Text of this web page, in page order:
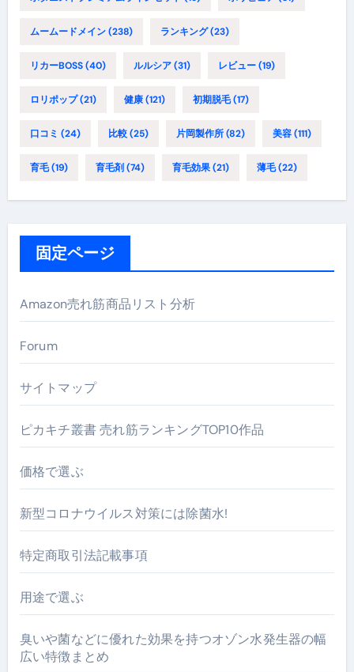
ムームードメイン(238) ランキング(23)
リカーBOSS(40) ルルシア(31) レビュー(19)
ロリポップ(21) 健康(121) 初期脱毛(17)
口コミ (24) 比較(25) 片岡製作所(82) 美容(111)
育毛(19) 育毛剤 (74) 育毛効果(21) 薄毛(22)
固定ページ
Amazon売れ筋商品リスト分析
Forum
サイトマップ
ピカキチ叢書 売れ筋ランキングTOP10作品
価格で選ぶ
新型コロナウイルス対策には除菌水!
特定商取引法記載事項
用途で選ぶ
臭いや菌などに優れた効果を持つオゾン水発生器の幅
広い特徴まとめ